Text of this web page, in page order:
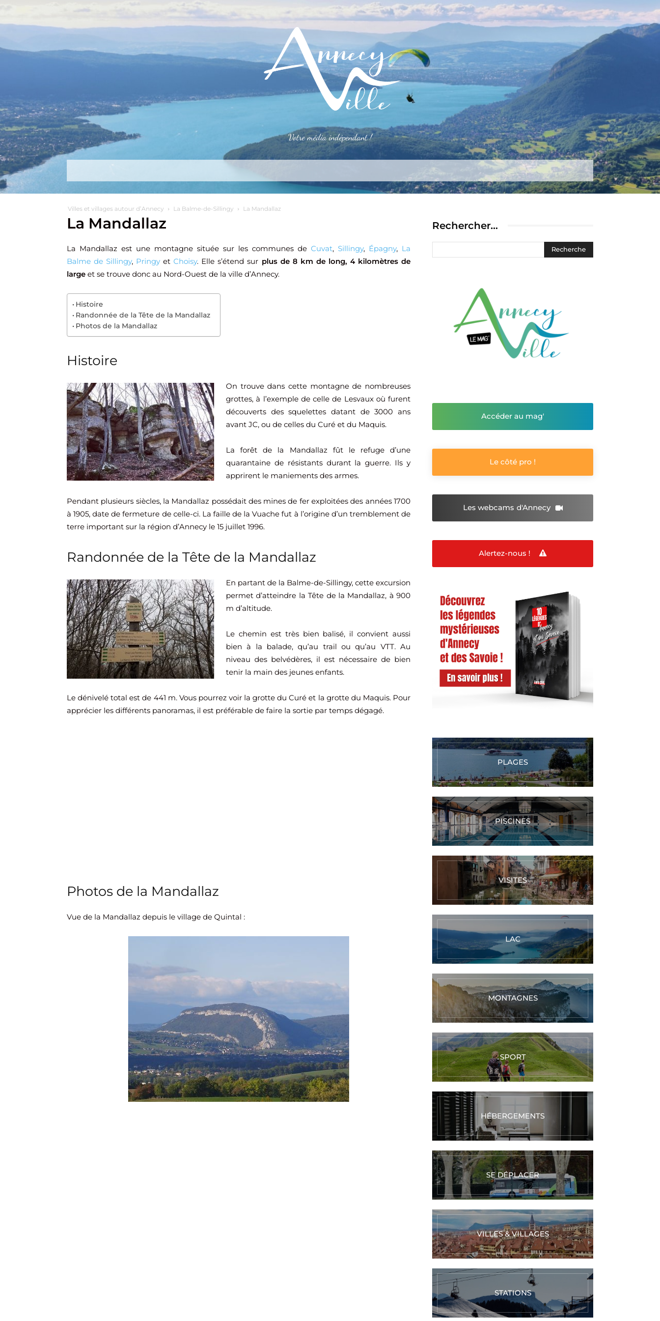
Votre média indépendant !
Alertez-nous Plus
Villes et villages autour d’Annecy La Balme-de-Sillingy La Mandallaz
La Mandallaz
La Mandallaz est une montagne située sur les communes de Cuvat, Sillingy, Épagny, La
Balme de Sillingy, Pringy etChoisy. Elle s’étend sur plus de 8 km de long, 4 kilomètres de
large et se trouve donc au Nord-Ouest de la ville d’Annecy.
Histoire
Randonnée de la Tête de la Mandallaz
Photos de la Mandallaz
Histoire
On trouve dans cette montagne de nombreuses
grottes, à l’exemple de celle de Lesvaux où furent
découverts des squelettes datant de 3000 ans
avant JC, ou de celles du Curé et du Maquis.
La forêt de la Mandallaz fût le refuge d’une
quarantaine de résistants durant la guerre. Ils y
apprirent le maniements des armes.
Pendant plusieurs siècles, la Mandallaz possédait des mines de fer exploitées des années 1700
à 1905, date de fermeture de celle-ci. La faille de la Vuache fut à l’origine d’un tremblement de
terre important sur la région d’Annecy le 15 juillet 1996.
Randonnée de la Tête de la Mandallaz
En partant de la Balme-de-Sillingy, cette excursion
permet d’atteindre la Tête de la Mandallaz, à 900
m d’altitude.
Le chemin est très bien balisé, il convient aussi
bien à la balade, qu’au trail ou qu’au VTT. Au
niveau des belvédères, il est nécessaire de bien
tenir la main des jeunes enfants.
Le dénivelé total est de 441 m. Vous pourrez voir la grotte du Curé et la grotte du Maquis. Pour
apprécier les différents panoramas, il est préférable de faire la sortie par temps dégagé.
Photos de la Mandallaz
Vue de la Mandallaz depuis le village de Quintal :
Rechercher…
Accéder au mag'
Le côté pro !
Les webcams d'Annecy
Alertez-nous !
PLAGES
PISCINES
VISITES
LAC
MONTAGNES
SPORT
HÉBERGEMENTS
SE DÉPLACER
VILLES & VILLAGES
STATIONS